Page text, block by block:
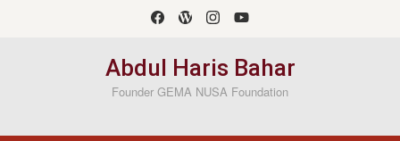
Abdul Haris Bahar
Founder GEMA NUSA Foundation